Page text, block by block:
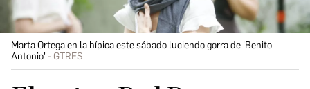
Marta Ortega en la hípica este sábado luciendo gorra de 'Benito
Antonio'
GTRES